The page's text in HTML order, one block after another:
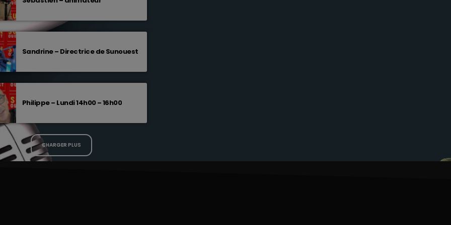
Sandrine – Directrice de Sunouest
Philippe – Lundi 14h00 – 16h00
CHARGER PLUS